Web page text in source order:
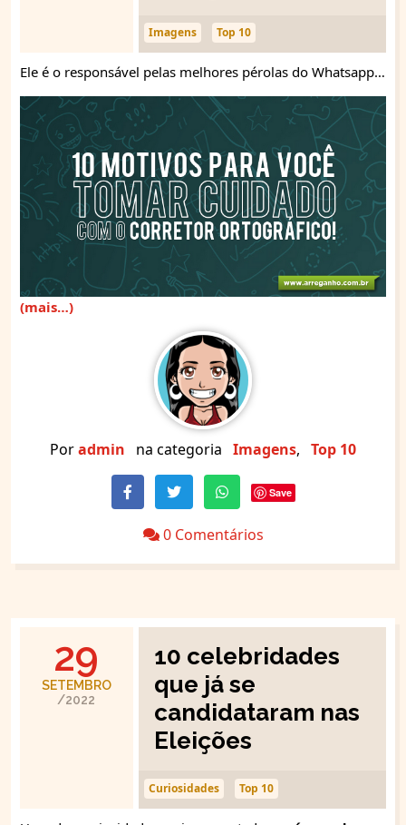
Imagens Top 10
Ele é o responsável pelas melhores pérolas do Whatsapp…
(mais…)
Poradmin na categoria Imagens, Top 10
Save
0 Comentários
29
SETEMBRO
/2022
10 celebridades
que já se
candidataram nas
Eleições
Curiosidades Top 10